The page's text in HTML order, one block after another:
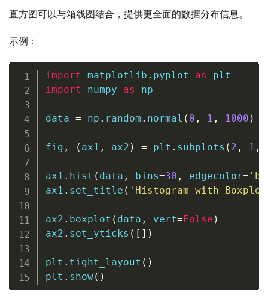
直方图可以与箱线图结合，提供更全面的数据分布信息。
示例：
import matplotlib . pyplot as
import numpy as np
data = np . random . normal ( 0 , 1 , 1000 )
fig , ( ax1 , ax2 ) = plt . subplots ( 2 , 1 ,
ax1 . hist ( data , bins=30 , edgecolor=
ax1 . set_title ( 'Histogram with
ax2 . boxplot ( data , vert=False )
ax2 . set_yticks ( [ ] )
plt . tight_layout ( )
plt . show( )